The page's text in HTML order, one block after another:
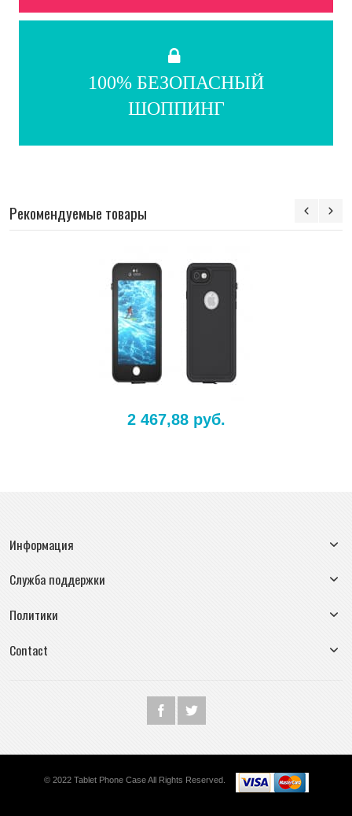
100% БЕЗОПАСНЫЙ
ШОППИНГ
Рекомендуемые товары
2 467,88 руб.
Информация
Служба поддержки
Политики
Contact
© 2022 Tablet Phone Case All Rights Reserved.